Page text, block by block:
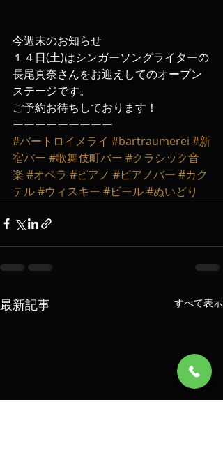
今週末のお知らせ
１４日(土)はシンガーソングライターの
長尾真奈さんをお迎えしてのオープン
ステージです。
ご予約お待ちしております！
ーーーーーーーーー
#バートロイメライ #bartraumerei #新
宿バー #歌舞伎町バー #クラシック音
楽 #オペラ #ピアノ #ピアノバー #カク
テル#ウィスキー #ビール#ぬいどり
最新記事 すべて表示